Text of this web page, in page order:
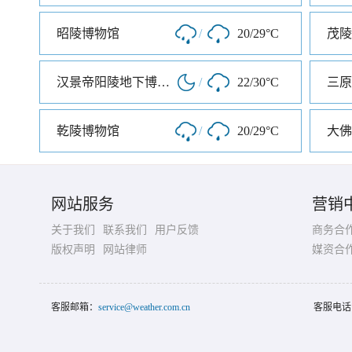
昭陵博物馆 / 20/29°C 茂
汉景帝阳陵地下博物馆 / 22/30°C 三
乾陵博物馆 / 20/29°C 大
网站服务
关于我们 联系我们
用户反馈
版权声明
网站律师
营销
商务合
媒资合
客服邮箱： service@weather.com.cn 客服电